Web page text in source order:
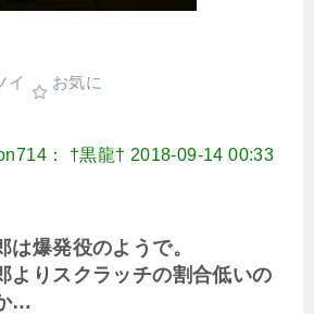
イ お気に
： †黒龍† 2018-09-14 00:33
は爆発役のようで。
よりスクラッチの割合低いの
…